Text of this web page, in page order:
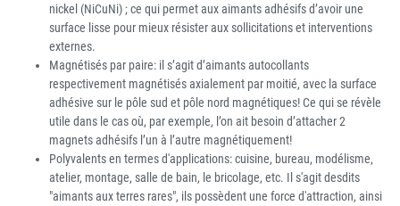
nickel (NiCuNi) ; ce qui permet aux aimants adhésifs d’avoir une
surface lisse pour mieux résister aux sollicitations et interventions
externes.
Magnétisés par paire: il s’agit d’aimants autocollants
respectivement magnétisés axialement par moitié, avec la surface
adhésive sur le pôle sud et pôle nord magnétiques! Ce qui se révèle
utile dans le cas où, par exemple, l’on ait besoin d’attacher 2
magnets adhésifs l’un à l’autre magnétiquement!
Polyvalents en termes d'applications: cuisine, bureau, modélisme,
atelier, montage, salle de bain, le bricolage, etc. Il s'agit desdits
"aimants aux terres rares", ils possèdent une force d'attraction, ainsi